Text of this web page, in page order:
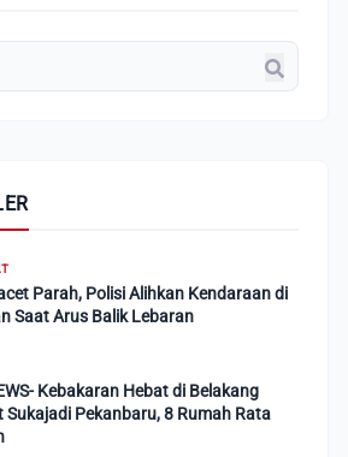
Parah, Polisi Alihkan Kendaraan di
Saat Arus Balik Lebaran
Kebakaran Hebat di Belakang
Sukajadi Pekanbaru, 8 Rumah Rata